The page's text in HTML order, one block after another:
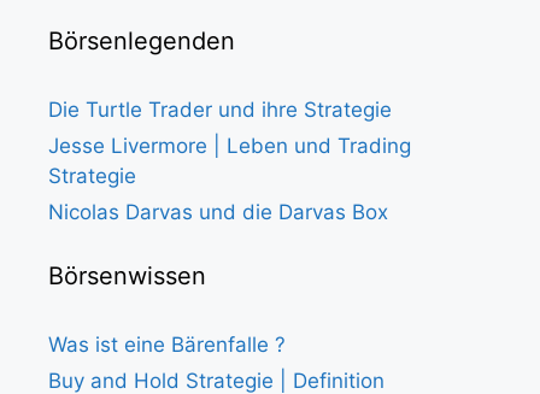
Börsenlegenden
Die Turtle Trader und ihre Strategie
Jesse Livermore | Leben und Trading
Strategie
Nicolas Darvas und die Darvas Box
Börsenwissen
Was ist eine Bärenfalle ?
Buy and Hold Strategie | Definition